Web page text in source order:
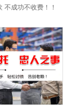
不成功不收费！！